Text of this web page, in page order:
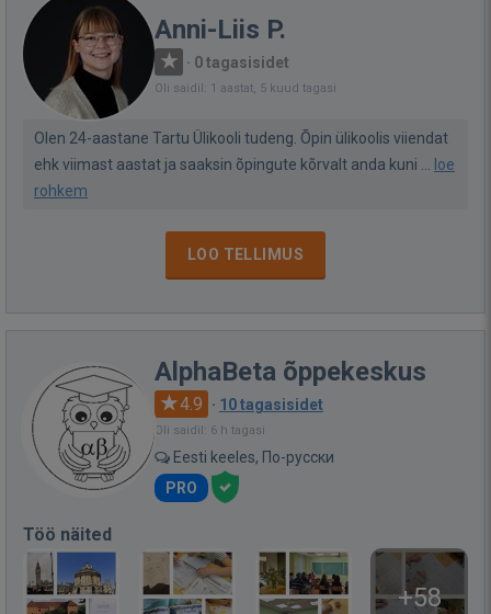
Anni-Liis P.
· 0 tagasisidet
Oli saidil: 1 aastat, 5 kuud tagasi
Olen 24-aastane Tartu Ülikooli tudeng. Õpin ülikoolis viiendat
ehk viimast aastat ja saaksin õpingute kõrvalt anda kuni ...
loe
rohkem
LOO TELLIMUS
AlphaBeta õppekeskus
4.9 · 10 tagasisidet
Oli saidil: 6 h tagasi
Eesti keeles, По-русски
PRO
Töö näited
+58